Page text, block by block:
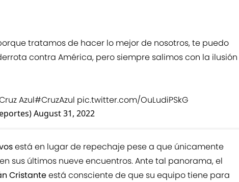
tratamos de hacer lo mejor de nosotros, te puedo
contra América, pero siempre salimos con la ilusión
Azul#CruzAzul pic.twitter.com/OuLudiPSkG
August 31, 2022
está en lugar de repechaje pese a que únicamente
sus últimos nueve encuentros. Ante tal panorama, el
Cristanteestá consciente de que su equipo tiene para